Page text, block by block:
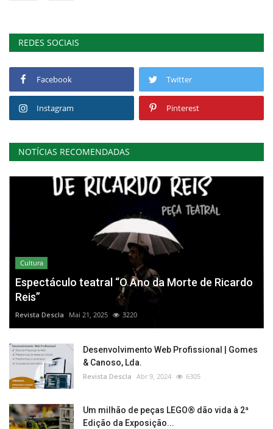
REDES SOCIAIS
Facebook Twitter
Instagram Pinterest
NOTÍCIAS RECOMENDADAS
Cultura
Espectáculo teatral “O Ano da Morte de Ricardo
Reis”
Revista Descla Mai 21, 2025 3220
Desenvolvimento Web Profissional | Gomes
& Canoso, Lda.
Revista Descla Abr 9, 2024 6305
Um milhão de peças LEGO® dão vida à 2ª
Edição da Exposição...